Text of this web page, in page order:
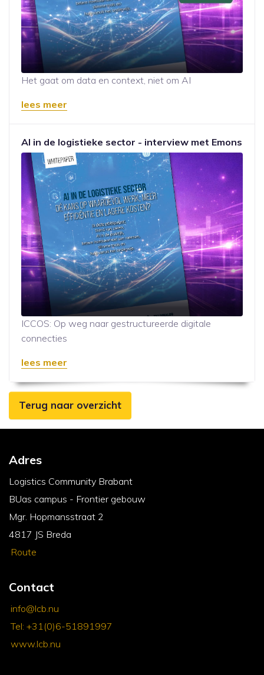
Het gaat om data en context, niet om AI
lees meer
AI in de logistieke sector - interview met Emons
ICCOS: Op weg naar gestructureerde digitale
connecties
lees meer
Terug naar overzicht
Adres
Logistics Community Brabant
BUas campus - Frontier gebouw
Mgr. Hopmansstraat 2
4817 JS Breda
Route
Contact
info@lcb.nu
Tel: +31(0)6-51891997
www.lcb.nu